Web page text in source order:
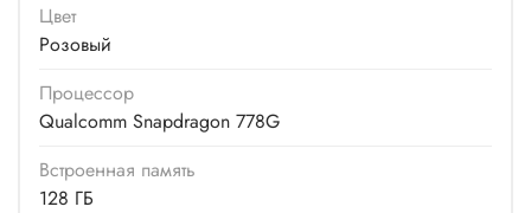
Цвет
Розовый
Процессор
Qualcomm Snapdragon 778G
Встроенная память
128 ГБ